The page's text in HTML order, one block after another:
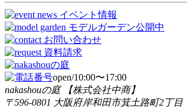
open/10:00〜17:00
nakashouの庭 【株式会社中商】
〒596-0801 大阪府岸和田市箕土路町2丁目